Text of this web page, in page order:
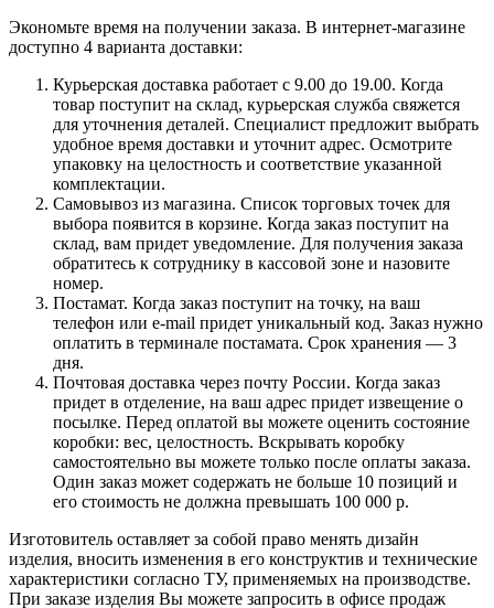
Экономьте время на получении заказа. В интернет-магазине
доступно 4 варианта доставки:
Курьерская доставка работает с 9.00 до 19.00. Когда
товар поступит на склад, курьерская служба свяжется
для уточнения деталей. Специалист предложит выбрать
удобное время доставки и уточнит адрес. Осмотрите
упаковку на целостность и соответствие указанной
комплектации.
Самовывоз из магазина. Список торговых точек для
выбора появится в корзине. Когда заказ поступит на
склад, вам придет уведомление. Для получения заказа
обратитесь к сотруднику в кассовой зоне и назовите
номер.
Постамат. Когда заказ поступит на точку, на ваш
телефон или e-mail придет уникальный код. Заказ нужно
оплатить в терминале постамата. Срок хранения — 3
дня.
Почтовая доставка через почту России. Когда заказ
придет в отделение, на ваш адрес придет извещение о
посылке. Перед оплатой вы можете оценить состояние
коробки: вес, целостность. Вскрывать коробку
самостоятельно вы можете только после оплаты заказа.
Один заказ может содержать не больше 10 позиций и
его стоимость не должна превышать 100 000 р.
Изготовитель оставляет за собой право менять дизайн
изделия, вносить изменения в его конструктив и технические
характеристики согласно ТУ, применяемых на производстве.
При заказе изделия Вы можете запросить в офисе продаж